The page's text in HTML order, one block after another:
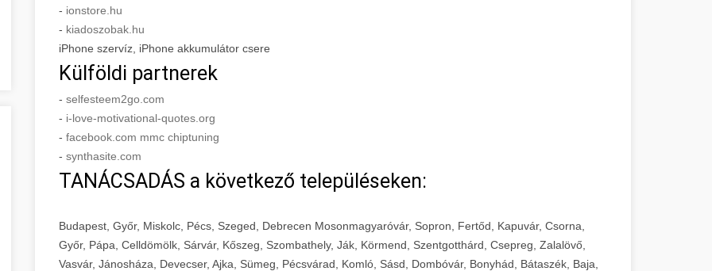
- ionstore.hu
- kiadoszobak.hu
iPhone szervíz, iPhone akkumulátor csere
Külföldi partnerek
- selfesteem2go.com
- i-love-motivational-quotes.org
- facebook.com mmc chiptuning
- synthasite.com
TANÁCSADÁS a következő településeken:
Budapest, Győr, Miskolc, Pécs, Szeged, Debrecen Mosonmagyaróvár, Sopron, Fertőd, Kapuvár, Csorna,
Győr, Pápa, Celldömölk, Sárvár, Kőszeg, Szombathely, Ják, Körmend, Szentgotthárd, Csepreg, Zalalövő,
Vasvár, Jánosháza, Devecser, Ajka, Sümeg, Pécsvárad, Komló, Sásd, Dombóvár, Bonyhád, Bátaszék, Baja,